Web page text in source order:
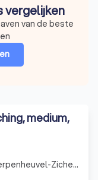
vergelijken
van de beste
medium,
Werkgebied Scherpenheuvel-Zichem Testelt